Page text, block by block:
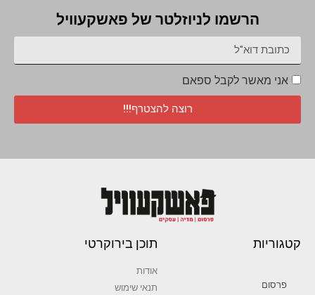
הרשמו לניוזלטר של פאשקעוויל
אני מאשר לקבל ספאם
רוצה להצטרף!!!
קטגוריות
פרסום
תוכן בירוקרטי
אודות
תנאי שימוש